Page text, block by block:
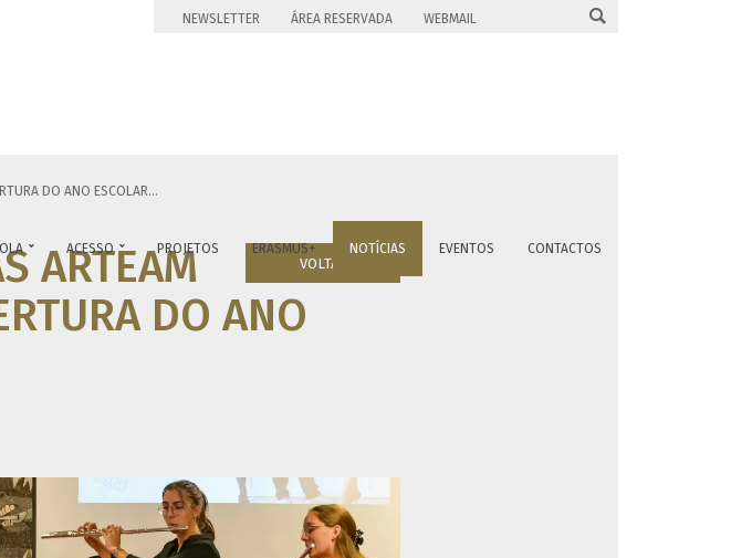
NEWSLETTER ÁREA RESERVADA WEBMAIL 
 ACESSO  PROJETOS ERASMUS+ NOTÍCIAS EVENTOS CONTACTOS
DO ANO ESCOLAR...
VOLTAR
ARTEAM
DO ANO